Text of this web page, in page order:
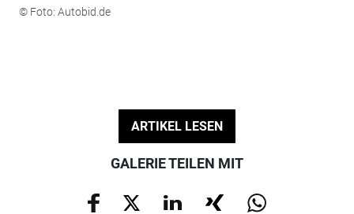
© Foto: Autobid.de
ARTIKEL LESEN
GALERIE TEILEN MIT